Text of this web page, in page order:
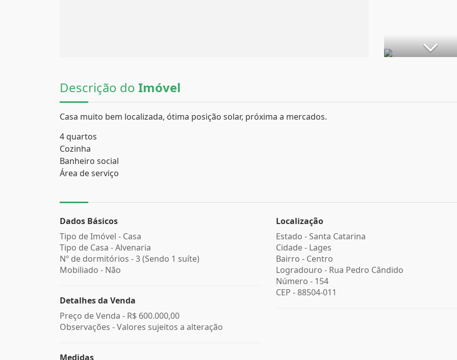
Descrição do Imóvel
Casa muito bem localizada, ótima posição solar, próxima a mercados.
4 quartos
Cozinha
Banheiro social
Área de serviço
Dados Básicos
Tipo de Imóvel - Casa
Tipo de Casa - Alvenaria
Nº de dormitórios - 3 (Sendo 1 suíte)
Mobiliado - Não
Detalhes da Venda
Preço de Venda - R$ 600.000,00
Observações - Valores sujeitos a alteração
Medidas
Localização
Estado - Santa Catarina
Cidade - Lages
Bairro - Centro
Logradouro - Rua Pedro Cândido
Número - 154
CEP -88504-011